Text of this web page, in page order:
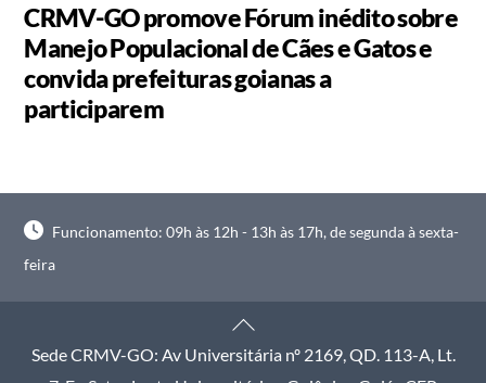
CRMV-GO promove Fórum inédito sobre
Manejo Populacional de Cães e Gatos e
convida prefeituras goianas a
participarem
Funcionamento: 09h às 12h - 13h às 17h, de segunda à sexta-
feira
Back
To
Sede CRMV-GO: Av Universitária nº 2169, QD. 113-A, Lt.